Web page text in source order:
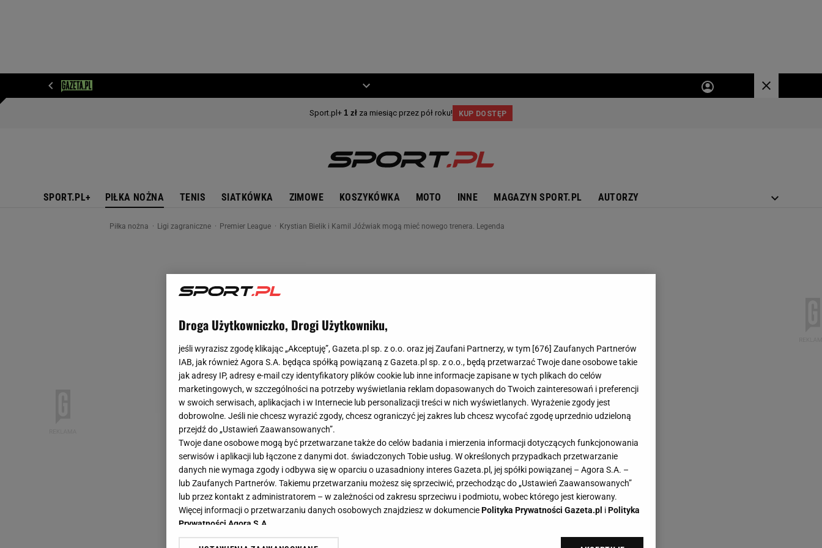
SPORT.PL+ PIŁKA NOŻNA TENIS SIATKÓWKA ZIMOWE KOSZYKÓWKA MOTO INNE MAGAZYN SPORT.PL AUTORZY
Piłka nożna Ligi zagraniczne Premier League Krystian Bielik i Kamil Jóźwiak mogą mieć nowego trenera. Legenda
Droga Użytkowniczko, Drogi Użytkowniku,
jeśli wyrazisz zgodę klikając „Akceptuję”, Gazeta.pl sp. z o.o. oraz jej Zaufani Partnerzy, w tym [676] Zaufanych Partnerów
IAB, jak również Agora S.A. będąca spółką powiązaną z Gazeta.pl sp. z o.o., będą przetwarzać Twoje dane osobowe takie
jak adresy IP, adresy e-mail czy identyfikatory plików cookie lub inne informacje zapisane w tych plikach do celów
marketingowych, w szczególności na potrzeby wyświetlania reklam dopasowanych do Twoich zainteresowań i preferencji
w swoich serwisach, aplikacjach i w Internecie lub personalizacji treści w nich wyświetlanych. Wyrażenie zgody jest
dobrowolne. Jeśli nie chcesz wyrazić zgody, chcesz ograniczyć jej zakres lub chcesz wycofać zgodę uprzednio udzieloną
przejdź do „Ustawień Zaawansowanych”.
Twoje dane osobowe mogą być przetwarzane także do celów badania i mierzenia informacji dotyczących funkcjonowania
serwisów i aplikacji lub łączone z danymi dot. świadczonych Tobie usług. W określonych przypadkach przetwarzanie
danych nie wymaga zgody i odbywa się w oparciu o uzasadniony interes Gazeta.pl, jej spółki powiązanej – Agora S.A. –
lub Zaufanych Partnerów. Takiemu przetwarzaniu możesz się sprzeciwić, przechodząc do „Ustawień Zaawansowanych”
lub przez kontakt z administratorem – w zależności od zakresu sprzeciwu i podmiotu, wobec którego jest kierowany.
Więcej informacji o przetwarzaniu danych osobowych znajdziesz w dokumenciePolityka Prywatności Gazeta.pl iPolityka
Prywatności Agora S.A.